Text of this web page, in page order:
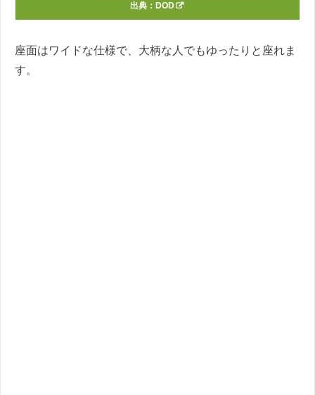
出典： DOD
座面はワイドな仕様で、大柄な人でもゆったりと座れま
す。